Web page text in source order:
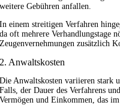
weitere Gebühren anfallen.
In einem streitigen Verfahren
da oft mehrere Verhandlungstage
Zeugenvernehmungen zusätzlich
2. Anwaltskosten
Die Anwaltskosten variieren stark
Falls, der Dauer des Verfahrens
Vermögen und Einkommen, das